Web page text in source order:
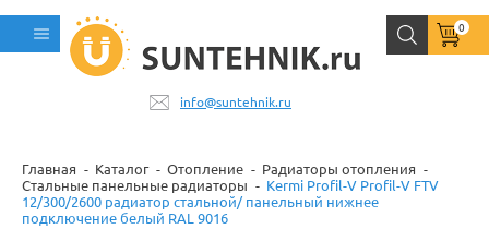
info@suntehnik.ru
0
Главная Каталог Отопление
Радиаторы отопления
Стальные панельные радиаторы
Kermi Profil-V Profil-V FTV
12/300/2600 радиатор стальной/ панельный нижнее
подключение белый RAL 9016